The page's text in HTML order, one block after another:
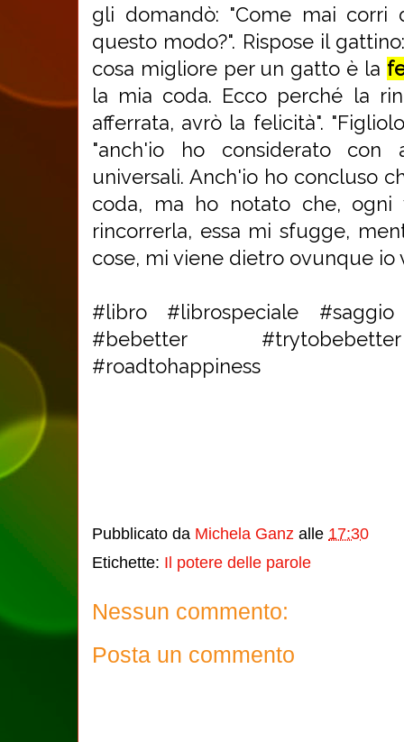
gli domandò: "Come mai
questo modo?". Rispose il
cosa migliore per un gatto è la
la mia coda. Ecco perché la
afferrata, avrò la felicità".
"anch'io ho considerato con
universali. Anch'io ho concluso
coda, ma ho notato che,
rincorrerla, essa mi sfugge,
cose, mi viene dietro ovunque io
#libro #librospeciale #saggio
#bebetter
#roadtohappiness
Pubblicato da Michela Ganz alle 17:30
Etichette: Il potere delle parole
Nessun commento:
Posta un commento